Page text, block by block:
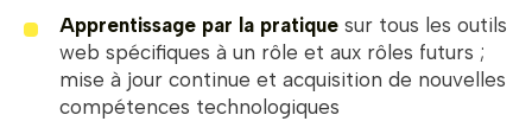
Apprentissage par la pratique sur tous les outils
web spécifiques à un rôle et aux rôles futurs ;
mise à jour continue et acquisition de nouvelles
compétences technologiques